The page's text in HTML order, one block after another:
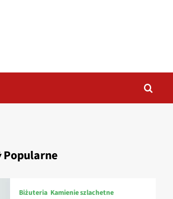
Popularne
Biżuteria Kamienie szlachetne